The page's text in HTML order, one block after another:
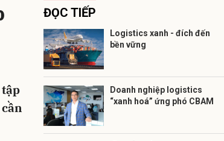
tập
ĐỌC TIẾP
Logistics xanh - đích đến
bền vững
Doanh nghiệp logistics
“xanh hoá” ứng phó CBAM
Gửi